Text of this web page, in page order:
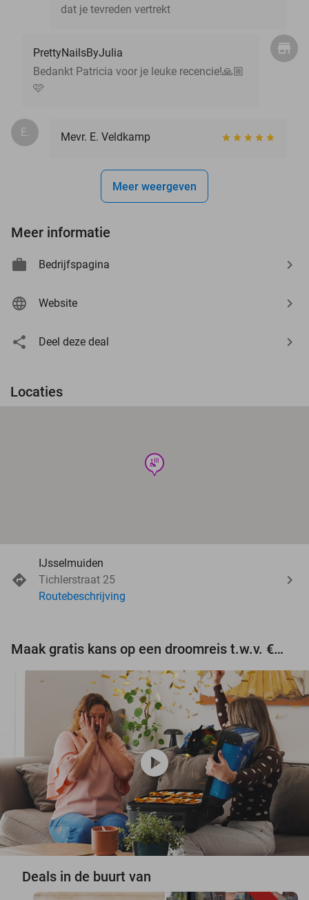
dat je tevreden vertrekt
PrettyNailsByJulia
Bedankt Patricia voor je leuke recencie!🙏🏼
🩷
E. Mevr. E. Veldkamp
Meer weergeven
Meer informatie
Bedrijfspagina
Website
Deel deze deal
Locaties
wellness
IJsselmuiden
Tichlerstraat 25
Routebeschrijving
Maak gratis kans op een droomreis t.w.v. €3.000!
play_circle
Deals in de buurt van